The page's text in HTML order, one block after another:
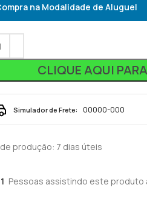
na Modalidade de Aluguel
CLIQUE AQUI
Simulador de Frete:
produção: 7 dias úteis
1 Pessoas assistindo este produto